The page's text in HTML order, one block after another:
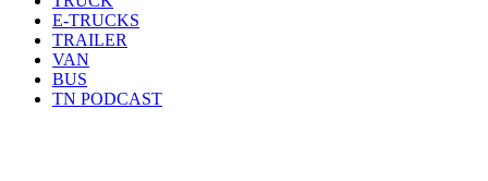
E-TRUCKS
TRAILER
VAN
BUS
TN PODCAST